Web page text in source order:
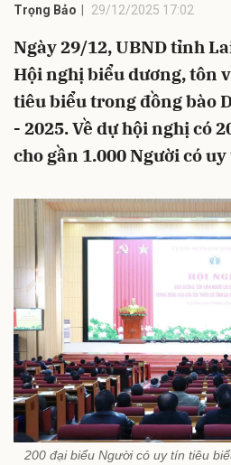
Trọng Bảo 29/12/2025 17:02
Ngày 29/12, UBND tỉnh
Hội nghị biểu dương, tôn
tiêu biểu trong đồng bào
- 2025. Về dự hội nghị có
cho gần 1.000 Người có
200 đại biểu Người có uy tín tiêu